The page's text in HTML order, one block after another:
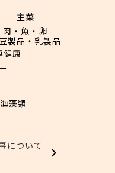
主菜
肉・魚・卵
製品・乳製品
藻類
について